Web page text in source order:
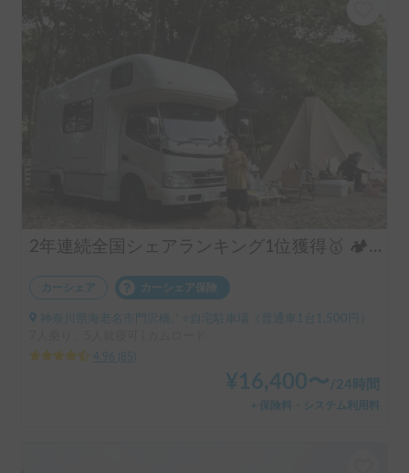
2年連続全国シェアランキング1位獲得🥇 🏕️フル装備のキャンピングカーで快適な家族旅行をお楽しみ下さい😆
カーシェア カーシェア保険
神奈川県海老名市門沢橋, ' ⭐️自宅駐車場（普通車1台1,500円）
4.96
85
¥ 16,400〜 /24時間
＋保険料・システム利用料